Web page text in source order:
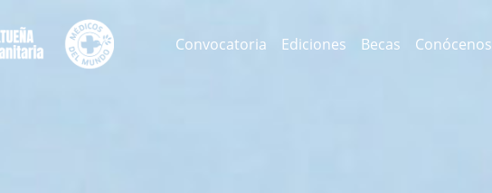
Convocatoria
Ediciones Becas Conócenos